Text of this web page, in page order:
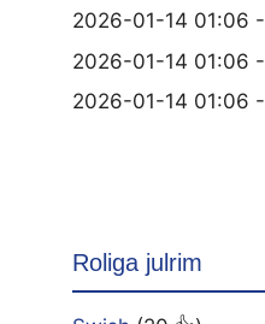
2026-01-14 01:06 -
2026-01-14 01:06 -
2026-01-14 01:06 -
Roliga julrim